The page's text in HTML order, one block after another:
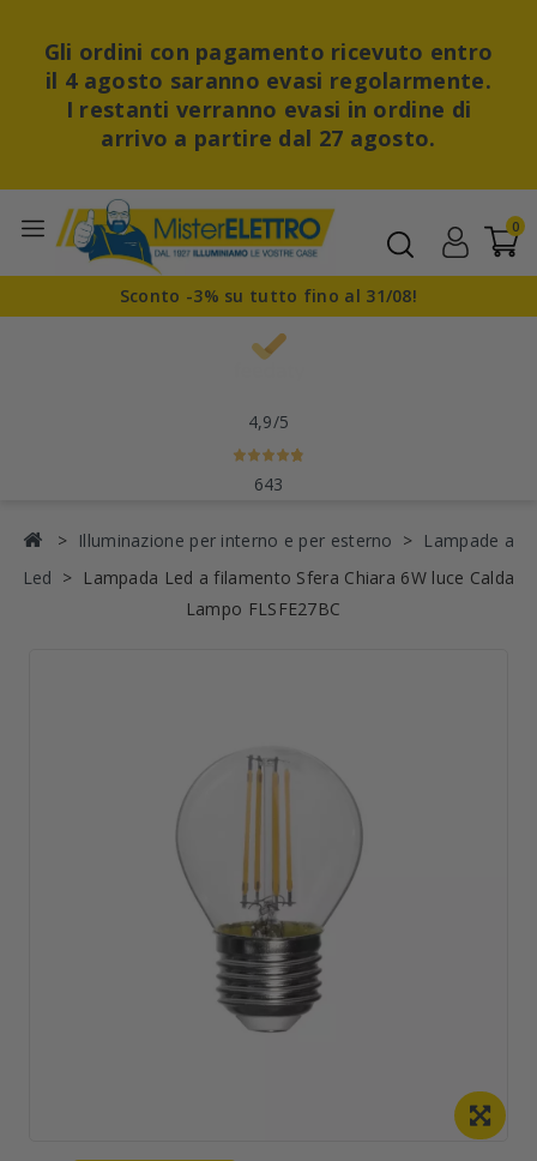
Gli ordini con pagamento ricevuto entro
il 4 agosto saranno evasi regolarmente.
I restanti verranno evasi in ordine di
arrivo a partire dal 27 agosto.
0
Sconto -3% su tutto fino al 31/08!
4,9/5
643
Illuminazione per interno e per esterno
Lampade a
Led
Lampada Led a filamento Sfera Chiara 6W luce Calda
Lampo FLSFE27BC